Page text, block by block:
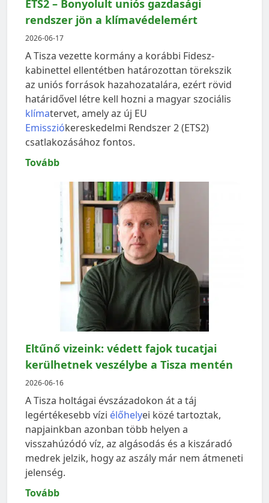
ETS2 – Bonyolult uniós gazdasági
rendszer jön a klímavédelemért
2026-06-17
A Tisza vezette kormány a korábbi Fidesz-
kabinettel ellentétben határozottan törekszik
az uniós források hazahozatalára, ezért rövid
határidővel létre kell hozni a magyar szociális
klímatervet, amely az új EU
Emissziókereskedelmi Rendszer 2 (ETS2)
csatlakozásához fontos.
Tovább
Eltűnő vizeink: védett fajok tucatjai
kerülhetnek veszélybe a Tisza mentén
2026-06-16
A Tisza holtágai évszázadokon át a táj
legértékesebb vízi élőhelyei közé tartoztak,
napjainkban azonban több helyen a
visszahúzódó víz, az algásodás és a kiszáradó
medrek jelzik, hogy az aszály már nem átmeneti
jelenség.
Tovább